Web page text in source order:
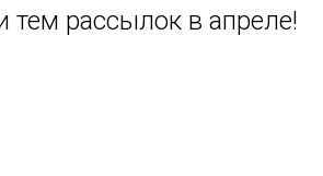
тем рассылок в апреле!